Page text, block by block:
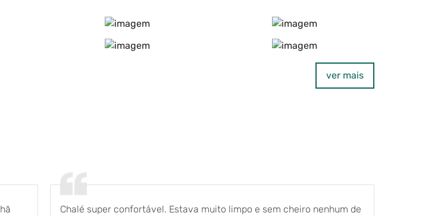
ver mais
Chalé super confortável. Estava muito limpo e sem cheiro nenhum de